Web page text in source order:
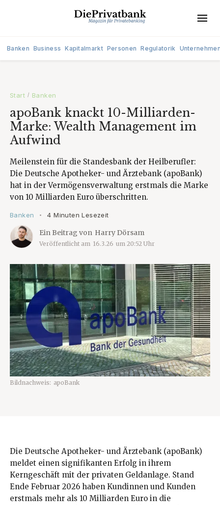
Banken Business Kapitalmarkt Personen Regulatorik
Start / Banken
apoBank knackt 10-Milliarden-
Marke: Wealth Management im
Aufwind
Meilenstein für die Standesbank der Heilberufler:
Die Deutsche Apotheker- und Ärztebank (apoBank)
hat in der Vermögensverwaltung erstmals die Marke
von 10 Milliarden Euro überschritten.
Banken • 4 Minuten Lesezeit
Ein Beitrag von Harry Dörsam
Veröffentlicht am 16.3.26 um 20:52 Uhr
Bildnachweis: apoBank
Die Deutsche Apotheker- und Ärztebank (apoBank)
meldet einen signifikanten Erfolg in ihrem
Kerngeschäft mit der privaten Geldanlage. Stand
Ende Februar 2026 haben Kundinnen und Kunden
erstmals mehr als 10 Milliarden Euro in die